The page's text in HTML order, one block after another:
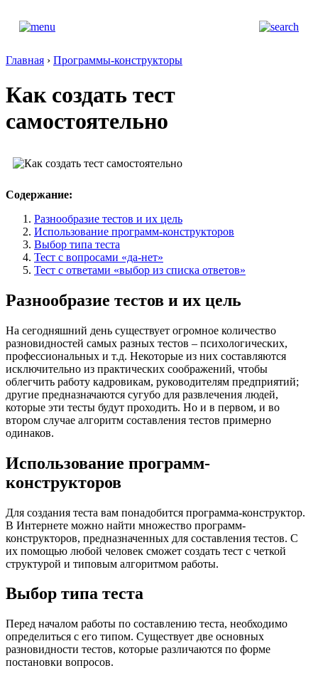
Главная › Программы-конструкторы
Как создать тест
самостоятельно
Содержание:
Разнообразие тестов и их цель
Использование программ-конструкторов
Выбор типа теста
Тест с вопросами «да-нет»
Тест с ответами «выбор из списка ответов»
Разнообразие тестов и их цель
На сегодняшний день существует огромное количество
разновидностей самых разных тестов – психологических,
профессиональных и т.д. Некоторые из них составляются
исключительно из практических соображений, чтобы
облегчить работу кадровикам, руководителям предприятий;
другие предназначаются сугубо для развлечения людей,
которые эти тесты будут проходить. Но и в первом, и во
втором случае алгоритм составления тестов примерно
одинаков.
Использование программ-
конструкторов
Для создания теста вам понадобится программа-конструктор.
В Интернете можно найти множество программ-
конструкторов, предназначенных для составления тестов. С
их помощью любой человек сможет создать тест с четкой
структурой и типовым алгоритмом работы.
Выбор типа теста
Перед началом работы по составлению теста, необходимо
определиться с его типом. Существует две основных
разновидности тестов, которые различаются по форме
постановки вопросов.